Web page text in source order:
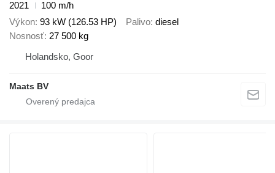
2021
100 m/h
Výkon 93 kW (126.53 HP) Palivo diesel
Nosnosť 27 500 kg
Holandsko, Goor
Maats BV